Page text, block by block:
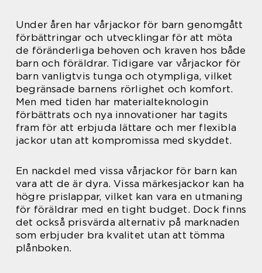
Under åren har vårjackor för barn genomgått
förbättringar och utvecklingar för att möta
de föränderliga behoven och kraven hos både
barn och föräldrar. Tidigare var vårjackor för
barn vanligtvis tunga och otympliga, vilket
begränsade barnens rörlighet och komfort.
Men med tiden har materialteknologin
förbättrats och nya innovationer har tagits
fram för att erbjuda lättare och mer flexibla
jackor utan att kompromissa med skyddet.
En nackdel med vissa vårjackor för barn kan
vara att de är dyra. Vissa märkesjackor kan ha
högre prislappar, vilket kan vara en utmaning
för föräldrar med en tight budget. Dock finns
det också prisvärda alternativ på marknaden
som erbjuder bra kvalitet utan att tömma
plånboken.